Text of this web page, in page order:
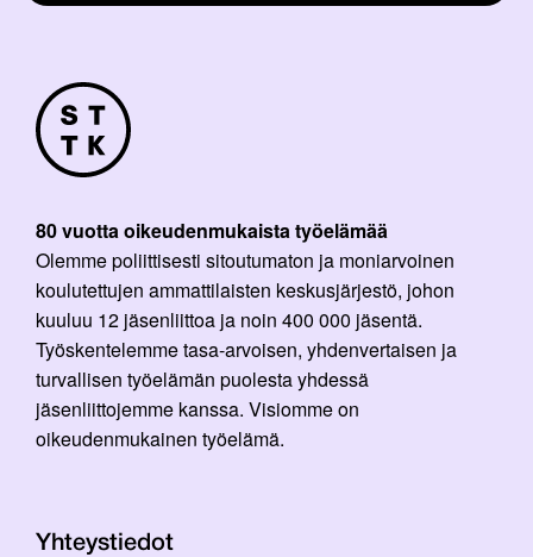
80 vuotta oikeudenmukaista työelämää
Olemme poliittisesti sitoutumaton ja moniarvoinen
koulutettujen ammattilaisten keskusjärjestö, johon
kuuluu 12 jäsenliittoa ja noin 400 000 jäsentä.
Työskentelemme tasa-arvoisen, yhdenvertaisen ja
turvallisen työelämän puolesta yhdessä
jäsenliittojemme kanssa. Visiomme on
oikeudenmukainen työelämä.
Yhteystiedot